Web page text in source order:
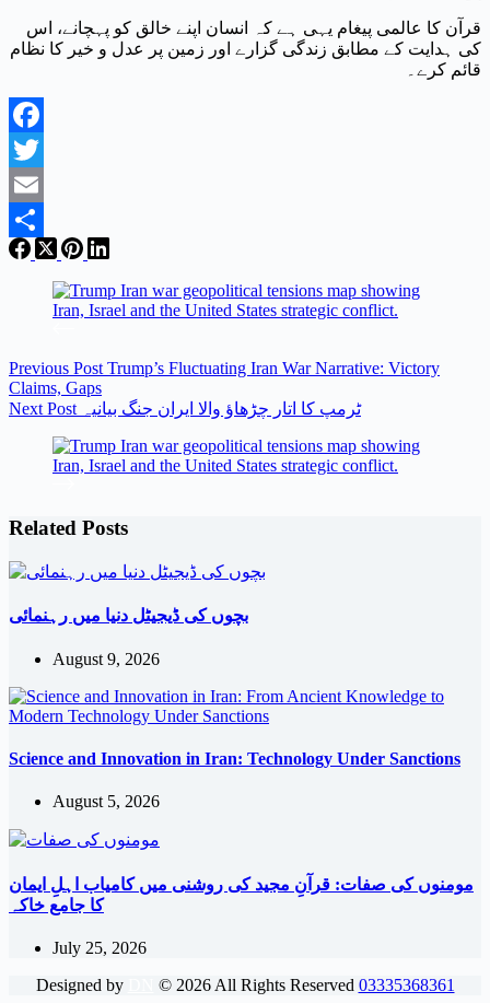
قرآن کا عالمی پیغام یہی ہے کہ انسان اپنے خالق کو پہچانے، اس
کی ہدایت کے مطابق زندگی گزارے اور زمین پر عدل و خیر کا نظام
قائم کرے۔
Facebook
Twitter
Email
Share
Previous Post Trump’s Fluctuating Iran War Narrative: Victory
Claims, Gaps
Next Post ٹرمپ کا اتار چڑھاؤ والا ایران جنگ بیانیہ
Related Posts
بچوں کی ڈیجیٹل دنیا میں رہنمائی
August 9, 2026
Science and Innovation in Iran: Technology Under Sanctions
August 5, 2026
مومنوں کی صفات: قرآنِ مجید کی روشنی میں کامیاب اہلِ ایمان
کا جامع خاکہ
July 25, 2026
Designed by
© 2026All Rights Reserved 03335368361